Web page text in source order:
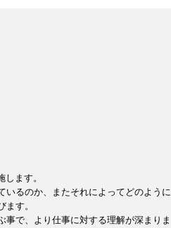
ます。
いるのか、またそれによってどのように
す。
事で、より仕事に対する理解が深まりま